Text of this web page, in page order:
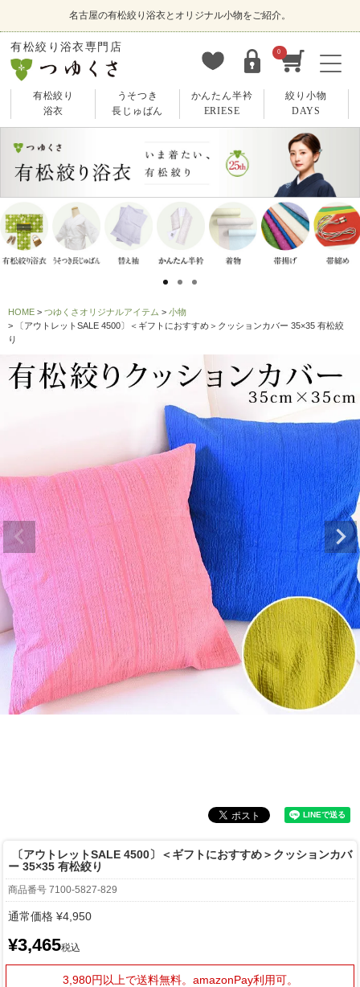
名古屋の有松絞り浴衣とオリジナル小物をご紹介。
有松絞り浴衣専門店 0
有松絞り
浴衣
うそつき
長じゅばん
かんたん半衿
ERIESE
絞り小物
DAYS
HOME つゆくさオリジナルアイテム
小物
〔アウトレットSALE 4500〕＜ギフトにおすすめ＞クッションカバー 35×35 有松絞
り
〔アウトレットSALE 4500〕＜ギフトにおすすめ＞クッションカバ
ー 35×35 有松絞り
商品番号 7100-5827-829
通常価格 ¥4,950
¥3,465税込
3,980円以上で送料無料。 amazonPay利用可。